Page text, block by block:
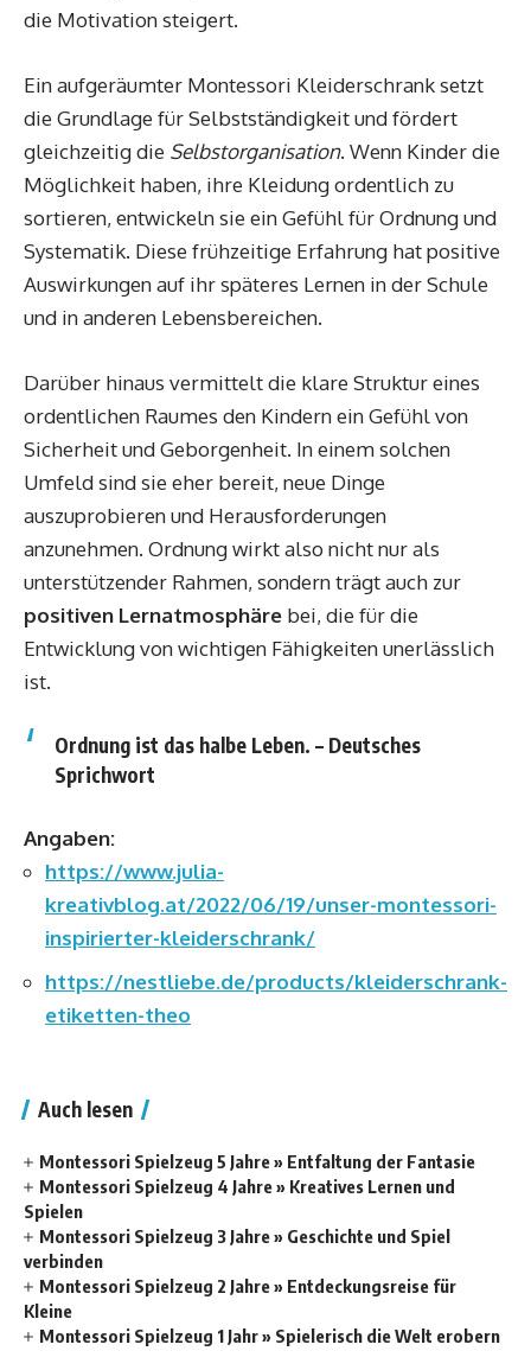
die Motivation steigert.
Ein aufgeräumter Montessori Kleiderschrank setzt
die Grundlage für Selbstständigkeit und fördert
gleichzeitig die Selbstorganisation. Wenn Kinder die
Möglichkeit haben, ihre Kleidung ordentlich zu
sortieren, entwickeln sie ein Gefühl für Ordnung und
Systematik. Diese frühzeitige Erfahrung hat positive
Auswirkungen auf ihr späteres Lernen in der Schule
und in anderen Lebensbereichen.
Darüber hinaus vermittelt die klare Struktur eines
ordentlichen Raumes den Kindern ein Gefühl von
Sicherheit und Geborgenheit. In einem solchen
Umfeld sind sie eher bereit, neue Dinge
auszuprobieren und Herausforderungen
anzunehmen. Ordnung wirkt also nicht nur als
unterstützender Rahmen, sondern trägt auch zur
positiven Lernatmosphäre bei, die für die
Entwicklung von wichtigen Fähigkeiten unerlässlich
ist.
Ordnung ist das halbe Leben. – Deutsches
Sprichwort
Angaben:
https://www.julia-
kreativblog.at/2022/06/19/unser-montessori-
inspirierter-kleiderschrank/
https://nestliebe.de/products/kleiderschrank-
etiketten-theo
Auch lesen
Montessori Spielzeug 5 Jahre » Entfaltung der Fantasie
Montessori Spielzeug 4 Jahre » Kreatives Lernen und
Spielen
Montessori Spielzeug 3 Jahre » Geschichte und Spiel
verbinden
Montessori Spielzeug 2 Jahre » Entdeckungsreise für
Kleine
Montessori Spielzeug 1 Jahr » Spielerisch die Welt erobern